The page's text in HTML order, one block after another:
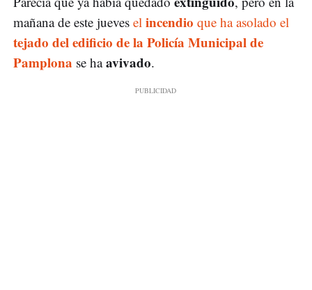
mañana de este jueves el incendio que ha asolado el
tejado del edificio de la Policía Municipal de
Pamplona se haavivado.